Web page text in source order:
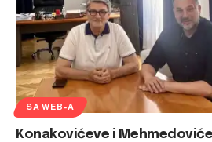
SA WEB-A
Konakovićeve i